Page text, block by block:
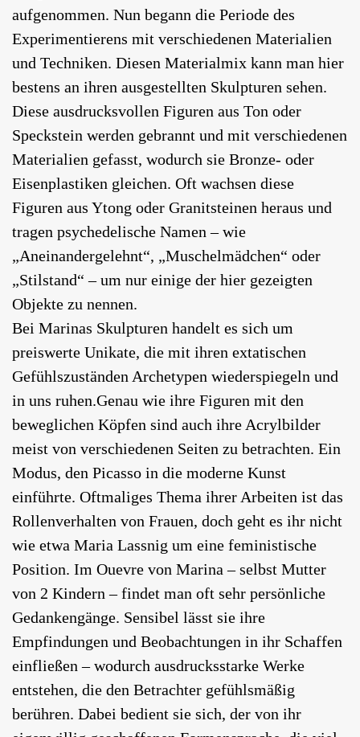
aufgenommen. Nun begann die Periode des
Experimentierens mit verschiedenen Materialien
und Techniken. Diesen Materialmix kann man hier
bestens an ihren ausgestellten Skulpturen sehen.
Diese ausdrucksvollen Figuren aus Ton oder
Speckstein werden gebrannt und mit verschiedenen
Materialien gefasst, wodurch sie Bronze- oder
Eisenplastiken gleichen. Oft wachsen diese
Figuren aus Ytong oder Granitsteinen heraus und
tragen psychedelische Namen – wie
„Aneinandergelehnt“, „Muschelmädchen“ oder
„Stilstand“ – um nur einige der hier gezeigten
Objekte zu nennen.
Bei Marinas Skulpturen handelt es sich um
preiswerte Unikate, die mit ihren extatischen
Gefühlszuständen Archetypen wiederspiegeln und
in uns ruhen.Genau wie ihre Figuren mit den
beweglichen Köpfen sind auch ihre Acrylbilder
meist von verschiedenen Seiten zu betrachten. Ein
Modus, den Picasso in die moderne Kunst
einführte. Oftmaliges Thema ihrer Arbeiten ist das
Rollenverhalten von Frauen, doch geht es ihr nicht
wie etwa Maria Lassnig um eine feministische
Position. Im Ouevre von Marina – selbst Mutter
von 2 Kindern – findet man oft sehr persönliche
Gedankengänge. Sensibel lässt sie ihre
Empfindungen und Beobachtungen in ihr Schaffen
einfließen – wodurch ausdrucksstarke Werke
entstehen, die den Betrachter gefühlsmäßig
berühren. Dabei bedient sie sich, der von ihr